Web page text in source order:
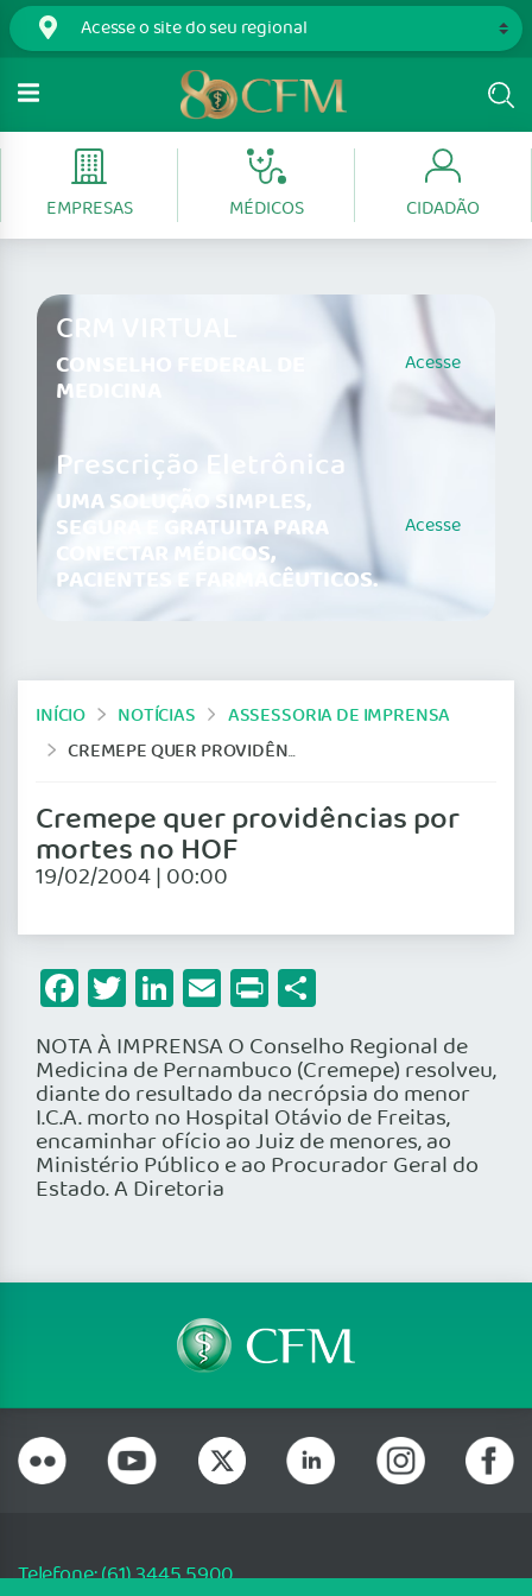
EMPRESAS MÉDICOS CIDADÃO
CRM VIRTUAL
CONSELHO FEDERAL DE
MEDICINA
Acesse
Prescrição Eletrônica
UMA SOLUÇÃO SIMPLES,
SEGURA E GRATUITA PARA
CONECTAR MÉDICOS,
PACIENTES E FARMACÊUTICOS.
Acesse
INÍCIO NOTÍCIAS
ASSESSORIA DE IMPRENSA
CREMEPE QUER PROVIDÊNCIAS POR MORTES NO HOF
Cremepe quer providências por
mortes no HOF
19/02/2004 | 00:00
Facebook
Twitter
LinkedIn
Email
Print
NOTA À IMPRENSA O Conselho Regional de
Medicina de Pernambuco (Cremepe) resolveu,
diante do resultado da necrópsia do menor
I.C.A. morto no Hospital Otávio de Freitas,
encaminhar ofício ao Juiz de menores, ao
Ministério Público e ao Procurador Geral do
Estado. A Diretoria
Telefone: (61) 3445 5900